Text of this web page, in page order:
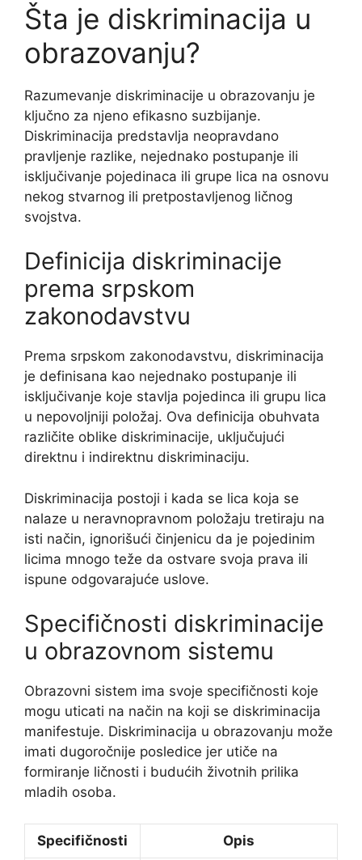
Šta je diskriminacija u
obrazovanju?
Razumevanje diskriminacije u obrazovanju je
ključno za njeno efikasno suzbijanje.
Diskriminacija predstavlja neopravdano
pravljenje razlike, nejednako postupanje ili
isključivanje pojedinaca ili grupe lica na osnovu
nekog stvarnog ili pretpostavljenog ličnog
svojstva.
Definicija diskriminacije
prema srpskom
zakonodavstvu
Prema srpskom zakonodavstvu, diskriminacija
je definisana kao nejednako postupanje ili
isključivanje koje stavlja pojedinca ili grupu lica
u nepovoljniji položaj. Ova definicija obuhvata
različite oblike diskriminacije, uključujući
direktnu i indirektnu diskriminaciju.
Diskriminacija postoji i kada se lica koja se
nalaze u neravnopravnom položaju tretiraju na
isti način, ignorišući činjenicu da je pojedinim
licima mnogo teže da ostvare svoja prava ili
ispune odgovarajuće uslove.
Specifičnosti diskriminacije
u obrazovnom sistemu
Obrazovni sistem ima svoje specifičnosti koje
mogu uticati na način na koji se diskriminacija
manifestuje. Diskriminacija u obrazovanju može
imati dugoročnije posledice jer utiče na
formiranje ličnosti i budućih životnih prilika
mladih osoba.
Specifičnosti Opis